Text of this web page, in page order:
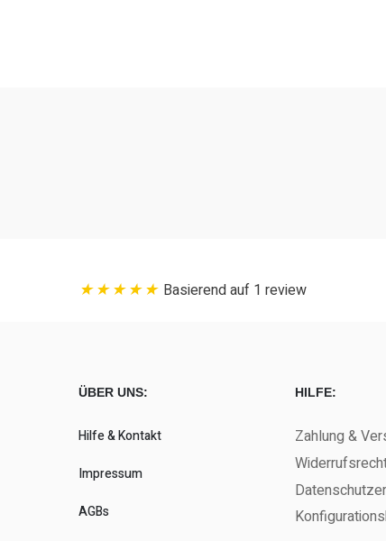
Basierend auf 1 review
ÜBER UNS:
Hilfe & Kontakt
Impressum
AGBs
HILFE:
Zahlung &